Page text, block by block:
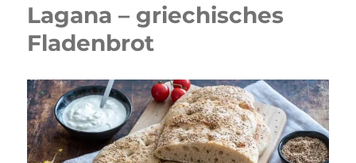
Lagana – griechisches
Fladenbrot